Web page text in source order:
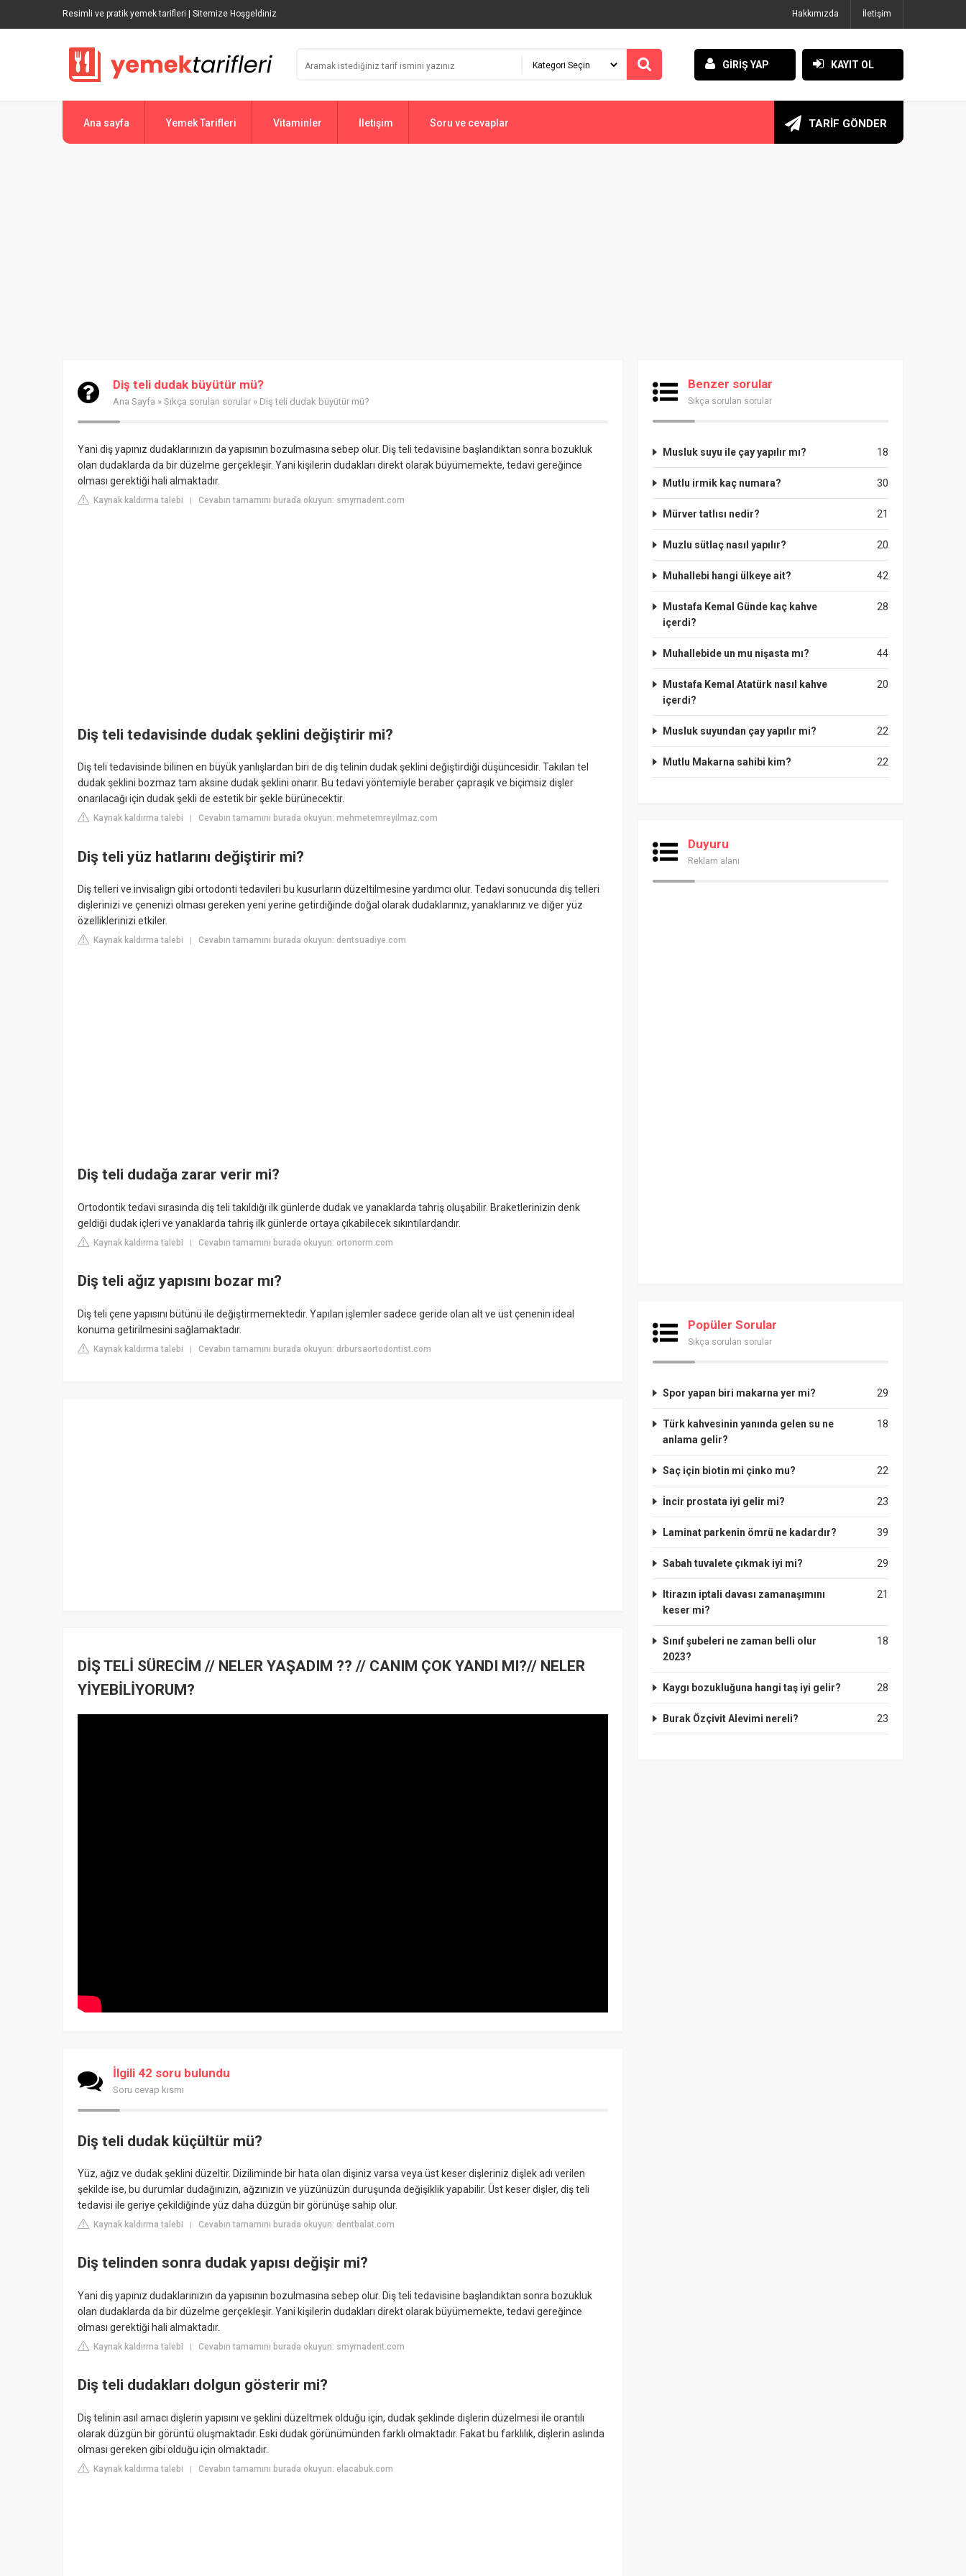
Resimli ve pratik yemek tarifleri | Sitemize Hoşgeldiniz Hakkımızda İletişim
GİRİŞ YAP KAYIT OL
Ana sayfa Yemek Tarifleri Vitaminler İletişim Soru ve cevaplar TARİF GÖNDER
Diş teli dudak büyütür mü?
Ana Sayfa » Sıkça sorulan sorular » Diş teli dudak büyütür mü?
Yani diş yapınız dudaklarınızın da yapısının bozulmasına sebep olur. Diş teli tedavisine başlandıktan sonra bozukluk
olan dudaklarda da bir düzelme gerçekleşir. Yani kişilerin dudakları direkt olarak büyümemekte, tedavi gereğince
olması gerektiği hali almaktadır.
Kaynak kaldırma talebi | Cevabın tamamını burada okuyun: smyrnadent.com
Diş teli tedavisinde dudak şeklini değiştirir mi?
Diş teli tedavisinde bilinen en büyük yanlışlardan biri de diş telinin dudak şeklini değiştirdiği düşüncesidir. Takılan tel
dudak şeklini bozmaz tam aksine dudak şeklini onarır. Bu tedavi yöntemiyle beraber çapraşık ve biçimsiz dişler
onarılacağı için dudak şekli de estetik bir şekle bürünecektir.
Kaynak kaldırma talebi Cevabın tamamını burada okuyun: mehmetemreyilmaz.com
Diş teli yüz hatlarını değiştirir mi?
Diş telleri ve invisalign gibi ortodonti tedavileri bu kusurların düzeltilmesine yardımcı olur. Tedavi sonucunda diş telleri
dişlerinizi ve çenenizi olması gereken yeni yerine getirdiğinde doğal olarak dudaklarınız, yanaklarınız ve diğer yüz
özelliklerinizi etkiler.
Kaynak kaldırma talebi Cevabın tamamını burada okuyun: dentsuadiye.com
Diş teli dudağa zarar verir mi?
Ortodontik tedavi sırasında diş teli takıldığı ilk günlerde dudak ve yanaklarda tahriş oluşabilir. Braketlerinizin denk
geldiği dudak içleri ve yanaklarda tahriş ilk günlerde ortaya çıkabilecek sıkıntılardandır.
Kaynak kaldırma talebi | Cevabın tamamını burada okuyun: ortonorm.com
Diş teli ağız yapısını bozar mı?
Diş teli çene yapısını bütünü ile değiştirmemektedir. Yapılan işlemler sadece geride olan alt ve üst çenenin ideal
konuma getirilmesini sağlamaktadır.
Kaynak kaldırma talebi | Cevabın tamamını burada okuyun: drbursaortodontist.com
DİŞ TELİ SÜRECİM // NELER YAŞADIM ?? // CANIM ÇOK YANDI MI?// NELER
YİYEBİLİYORUM?
İlgili 42 soru bulundu
Soru cevap kısmı
Diş teli dudak küçültür mü?
Yüz, ağız ve dudak şeklini düzeltir. Diziliminde bir hata olan dişiniz varsa veya üst keser dişleriniz dişlek adı verilen
şekilde ise, bu durumlar dudağınızın, ağzınızın ve yüzünüzün duruşunda değişiklik yapabilir. Üst keser dişler, diş teli
tedavisi ile geriye çekildiğinde yüz daha düzgün bir görünüşe sahip olur.
Kaynak kaldırma talebi | Cevabın tamamını burada okuyun: dentbalat.com
Diş telinden sonra dudak yapısı değişir mi?
Yani diş yapınız dudaklarınızın da yapısının bozulmasına sebep olur. Diş teli tedavisine başlandıktan sonra bozukluk
olan dudaklarda da bir düzelme gerçekleşir. Yani kişilerin dudakları direkt olarak büyümemekte, tedavi gereğince
olması gerektiği hali almaktadır.
Kaynak kaldırma talebi | Cevabın tamamını burada okuyun: smyrnadent.com
Diş teli dudakları dolgun gösterir mi?
Diş telinin asıl amacı dişlerin yapısını ve şeklini düzeltmek olduğu için, dudak şeklinde dişlerin düzelmesi ile orantılı
olarak düzgün bir görüntü oluşmaktadır. Eski dudak görünümünden farklı olmaktadır. Fakat bu farklılık, dişlerin aslında
olması gereken gibi olduğu için olmaktadır.
Kaynak kaldırma talebi | Cevabın tamamını burada okuyun: elacabuk.com
Benzer sorular
Sıkça sorulan sorular
18
Musluk suyu ile çay yapılır mı?
30
Mutlu irmik kaç numara?
21
Mürver tatlısı nedir?
20
Muzlu sütlaç nasıl yapılır?
42
Muhallebi hangi ülkeye ait?
28
Mustafa Kemal Günde kaç kahve
içerdi?
44
Muhallebide un mu nişasta mı?
20
Mustafa Kemal Atatürk nasıl kahve
içerdi?
22
Musluk suyundan çay yapılır mi?
22
Mutlu Makarna sahibi kim?
Duyuru
Reklam alanı
Popüler Sorular
Sıkça sorulan sorular
29
Spor yapan biri makarna yer mi?
18
Türk kahvesinin yanında gelen su ne
anlama gelir?
22
Saç için biotin mi çinko mu?
23
İncir prostata iyi gelir mi?
39
Laminat parkenin ömrü ne kadardır?
29
Sabah tuvalete çıkmak iyi mi?
21
Itirazın iptali davası zamanaşımını
keser mi?
18
Sınıf şubeleri ne zaman belli olur
2023?
28
Kaygı bozukluğuna hangi taş iyi gelir?
23
Burak Özçivit Alevimi nereli?